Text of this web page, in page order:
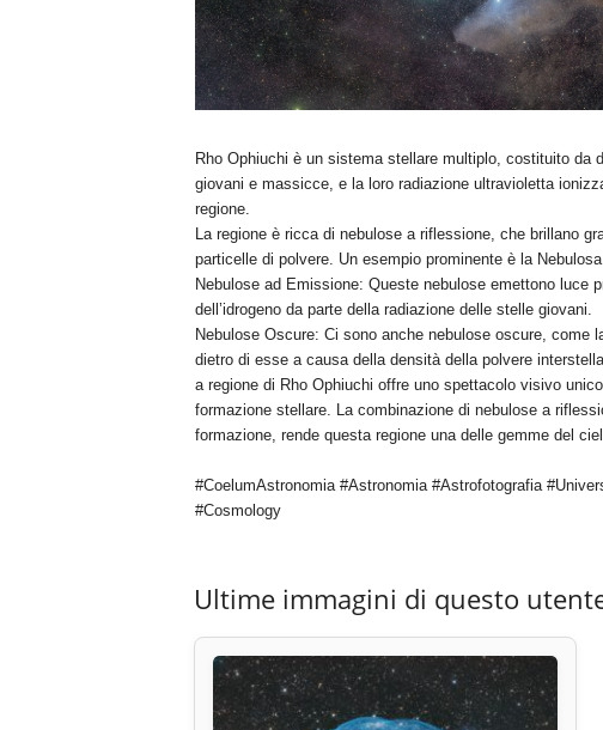
Rho Ophiuchi è un sistema stellare multiplo, costituito
giovani e massicce, e la loro radiazione ultravioletta
regione.
La regione è ricca di nebulose a riflessione, che brillano
particelle di polvere. Un esempio prominente è la
Nebulose ad Emissione: Queste nebulose emettono luce
dell’idrogeno da parte della radiazione delle stelle giovani.
Nebulose Oscure: Ci sono anche nebulose oscure,
dietro di esse a causa della densità della polvere
a regione di Rho Ophiuchi offre uno spettacolo visivo
formazione stellare. La combinazione di nebulose a
formazione, rende questa regione una delle gemme del
#CoelumAstronomia #Astronomia #Astrofotografia
#Cosmology
Ultime immagini di questo